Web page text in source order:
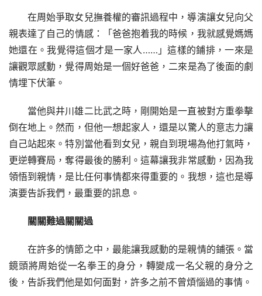
在周始爭取女兒撫養權的審訊過程中，導演讓女兒向父
親表達了自己的情感：「爸爸抱着我的時候，我就感覺媽媽
她還在。我覺得這個才是一家人……」這樣的鋪排，一來是
讓觀眾感動，覺得周始是一個好爸爸，二來是為了後面的劇
情埋下伏筆。
當他與井川雄二比武之時，剛開始是一直被對方重拳擊
倒在地上。然而，但他一想起家人，還是以驚人的意志力讓
自己站起來。特別當他看到女兒，親自到現場為他打氣時，
更逆轉賽局，奪得最後的勝利。這幕讓我非常感動，因為我
領悟到親情，是比任何事情都來得重要的。我想，這也是導
演要告訴我們，最重要的訊息。
關關難過關關過
在許多的情節之中，最能讓我感動的是親情的鋪張。當
鏡頭將周始從一名拳王的身分，轉變成一名父親的身分之
後，告訴我們他是如何面對，許多之前不曾煩惱過的事情。